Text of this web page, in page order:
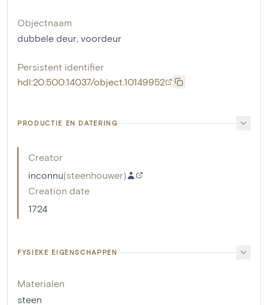
Objectnaam
dubbele deur, voordeur
Persistent identifier
hdl:20.500.14037/object.10149952
PRODUCTIE EN DATERING
Creator
inconnu(steenhouwer)
Creation date
1724
FYSIEKE EIGENSCHAPPEN
Materialen
steen